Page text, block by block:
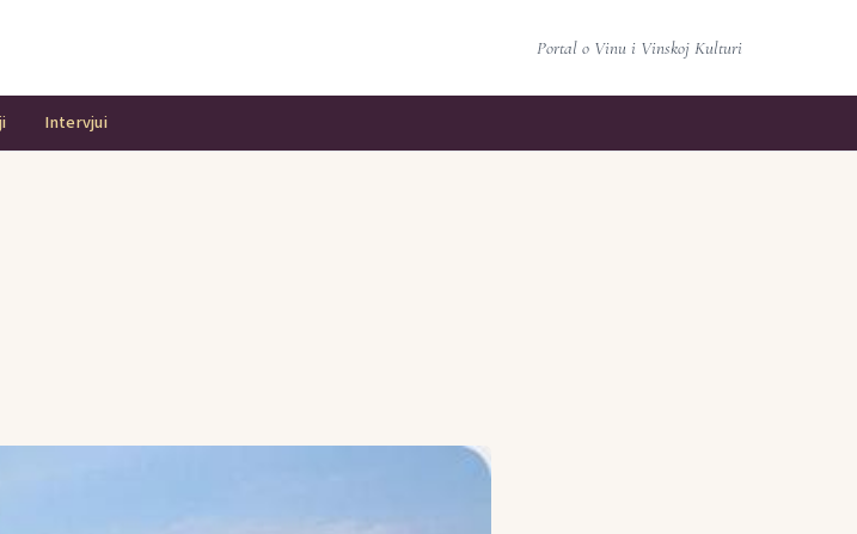
Portal o Vinu i Vinskoj Kulturi
Intervjui